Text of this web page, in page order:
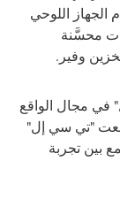
الجهاز اللوحي
محسَّنة
وفير.
في مجال الواقع
"تي سي إل"
بين تجربة